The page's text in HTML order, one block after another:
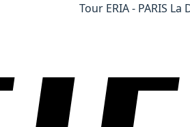
Tour ERIA - PARIS La